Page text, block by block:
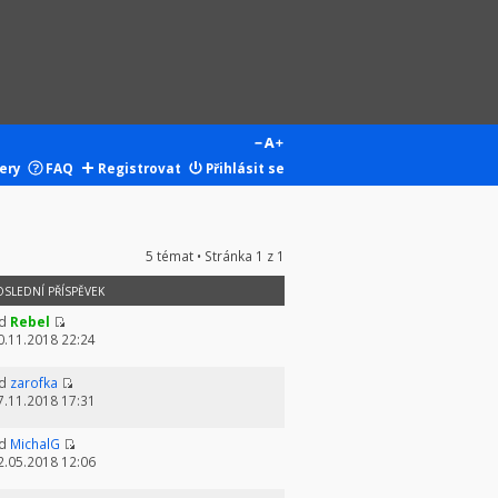
FAQ Registrovat Přihlásit se
5 témat • Stránka 1 z 1
PŘÍSPĚVEK
Rebel
22:24
zarofka
17:31
MichalG
12:06